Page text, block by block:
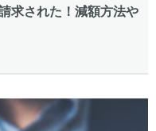
求された！減額方法や